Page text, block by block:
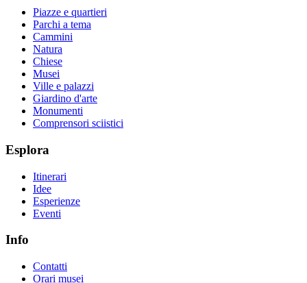
Piazze e quartieri
Parchi a tema
Cammini
Natura
Chiese
Musei
Ville e palazzi
Giardino d'arte
Monumenti
Comprensori sciistici
Esplora
Itinerari
Idee
Esperienze
Eventi
Info
Contatti
Orari musei